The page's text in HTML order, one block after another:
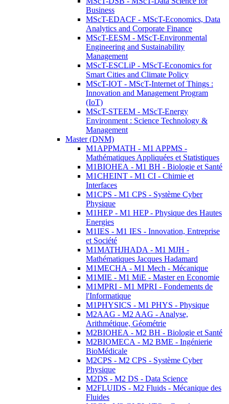
Business
MScT-EDACF - MScT-Economics, Data
Analytics and Corporate Finance
MScT-EESM - MScT-Environmental
Engineering and Sustainability
Management
MScT-ESCLiP - MScT-Economics for
Smart Cities and Climate Policy
MScT-IOT - MScT-Internet of Things :
Innovation and Management Program
(IoT)
MScT-STEEM - MScT-Energy
Environment : Science Technology &
Management
Master (DNM)
M1APPMATH - M1 APPMS -
Mathématiques Appliquées et Statistiques
M1BIOHEA - M1 BH - Biologie et Santé
M1CHEINT - M1 CI - Chimie et
Interfaces
M1CPS - M1 CPS - Système Cyber
Physique
M1HEP - M1 HEP - Physique des Hautes
Energies
M1IES - M1 IES - Innovation, Entreprise
et Société
M1MATHJHADA - M1 MJH -
Mathématiques Jacques Hadamard
M1MECHA - M1 Mech - Mécanique
M1MIE - M1 MiE - Master en Economie
M1MPRI - M1 MPRI - Fondements de
l'Informatique
M1PHYSICS - M1 PHYS - Physique
M2AAG - M2 AAG - Analyse,
Arithmétique, Géométrie
M2BIOHEA - M2 BH - Biologie et Santé
M2BIOMECA - M2 BME - Ingénierie
BioMédicale
M2CPS - M2 CPS - Système Cyber
Physique
M2DS - M2 DS - Data Science
M2FLUIDS - M2 Fluids - Mécanique des
Fluides